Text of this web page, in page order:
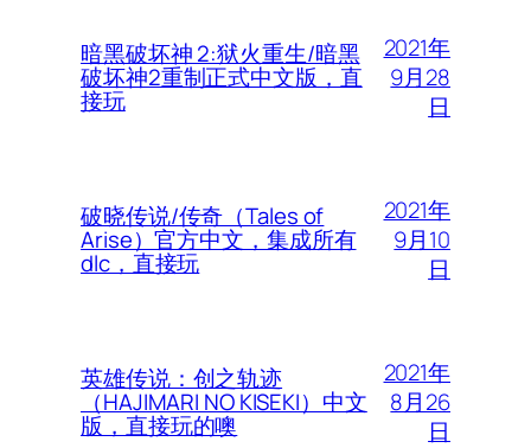
暗黑破坏神 2:狱火重生/暗黑
破坏神2重制正式中文版，直
接玩
2021年
9月28
日
破晓传说/传奇（Tales of
Arise）官方中文，集成所有
dlc，直接玩
2021年
9月10
日
英雄传说：创之轨迹
（HAJIMARI NO KISEKI）中文
版，直接玩的噢
2021年
8月26
日